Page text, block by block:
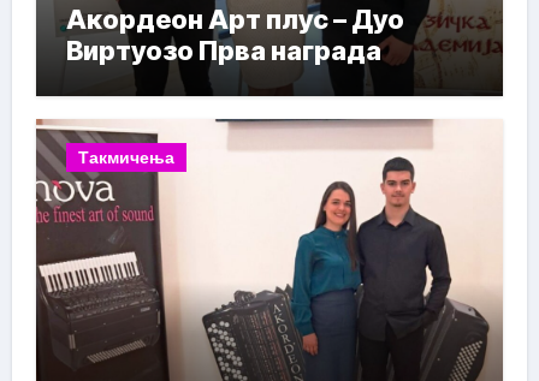
Акордеон Арт плус – Дуо
Виртуозо Прва награда
Такмичења